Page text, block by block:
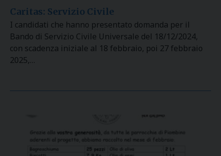
Caritas: Servizio Civile
I candidati che hanno presentato domanda per il
Bando di Servizio Civile Universale del 18/12/2024,
con scadenza iniziale al 18 febbraio, poi 27 febbraio
2025,…